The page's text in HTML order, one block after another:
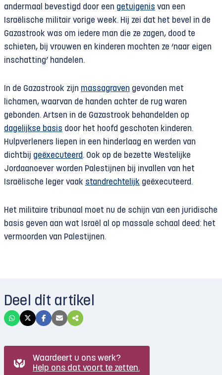
andermaal bevestigd door een getuigenis van een
Israëlische militair vorige week. Hij zei dat het bevel in de
Gazastrook was om iedere man die ze zagen, dood te
schieten, bij vrouwen en kinderen mochten ze ‘naar eigen
inschatting’ handelen.
In de Gazastrook zijn massagraven gevonden met
lichamen, waarvan de handen achter de rug waren
gebonden. Artsen in de Gazastrook behandelden op
dagelijkse basis door het hoofd geschoten kinderen.
Hulpverleners liepen in een hinderlaag en werden van
dichtbij geëxecuteerd. Ook op de bezette Westelijke
Jordaanoever worden Palestijnen bij invallen van het
Israëlische leger vaak standrechtelijk geëxecuteerd.
Het militaire tribunaal moet nu de schijn van een juridische
basis geven aan wat Israël al op massale schaal deed: het
vermoorden van Palestijnen.
Deel dit artikel
Waardeert u ons werk?
Help ons dat voort te zetten.